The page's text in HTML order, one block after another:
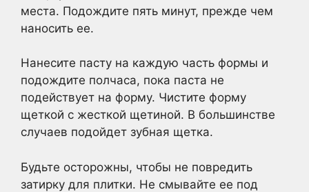
места. Подождите пять минут, прежде чем
наносить ее.
Нанесите пасту на каждую часть формы и
подождите полчаса, пока паста не
подействует на форму. Чистите форму
щеткой с жесткой щетиной. В большинстве
случаев подойдет зубная щетка.
Будьте осторожны, чтобы не повредить
затирку для плитки. Не смывайте ее под